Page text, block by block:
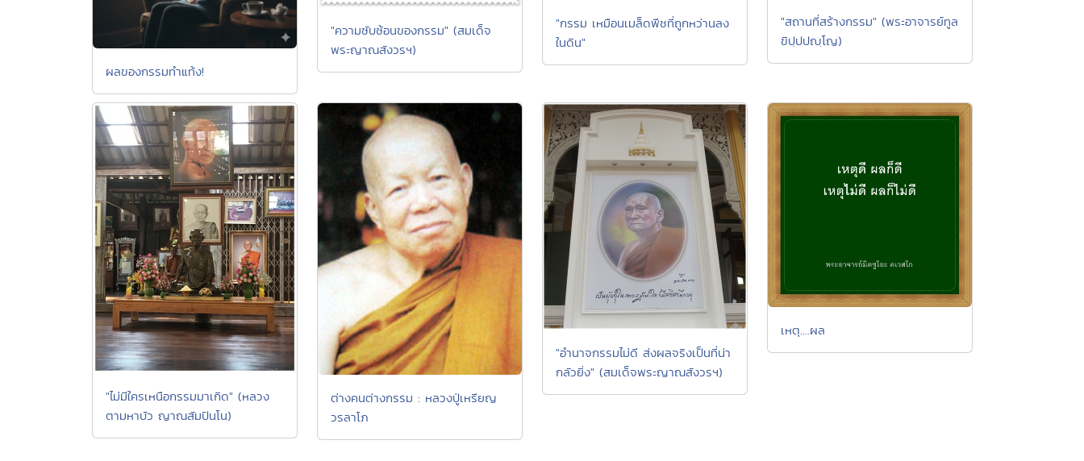
ผลของกรรมทำแท้ง!
"ความซับซ้อนของกรรม" (สมเด็จ
พระญาณสังวรฯ)
"กรรม เหมือนเมล็ดพืชที่ถูกหว่านลง
ในดิน"
"สถานที่สร้างกรรม" (พระอาจารย์ทูล
ขิปฺปปญฺโญ)
"ไม่มีใครเหนือกรรมมาเกิด" (หลวง
ตามหาบัว ญาณสัมปันโน)
ต่างคนต่างกรรม : หลวงปู่เหรียญ
วรลาโภ
"อำนาจกรรมไม่ดี ส่งผลจริงเป็นที่น่า
กลัวยิ่ง" (สมเด็จพระญาณสังวรฯ)
เหตุ....ผล